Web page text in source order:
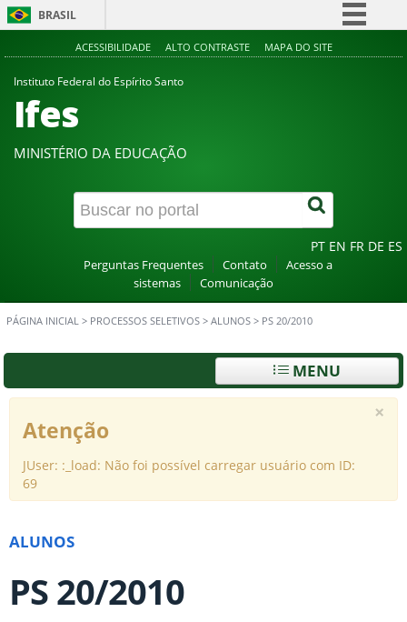
BRASIL
Simplifique!
Canais
ACESSIBILIDADE ALTO CONTRASTE MAPA DO SITE
Instituto Federal do Espírito Santo
Ifes
MINISTÉRIO DA EDUCAÇÃO
PT EN FR DE ES
Perguntas Frequentes Contato
Acesso a
sistemas
Comunicação
PÁGINA INICIAL > PROCESSOS SELETIVOS > ALUNOS > PS 20/2010
MENU
×
Atenção
JUser: :_load: Não foi possível carregar usuário com ID:
69
ALUNOS
PS 20/2010